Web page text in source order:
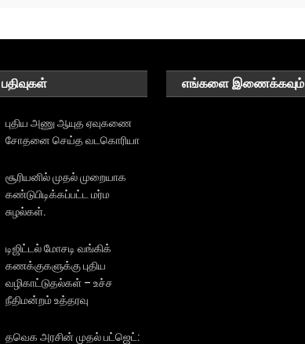
புதிய அணு ஆயுத ஏவுகணை
சோதனை செய்த வடகொரியா
சூரியனில் முதல் முறையாக
கண்டுபிடிக்கப்பட்ட மர்ம
சுழல்கள்.
டிஜிட்டல் மோசடி வங்கிக்
கணக்குகளுக்கு புதிய
வழிகாட்டுதல்கள் – உச்ச
நீதிமன்றம் உத்தரவு
தவெக அரசின் முதல் பட்ஜெட்:
எங்களை இணைக்கவும்